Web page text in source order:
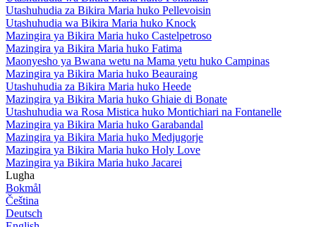
Utashuhudia za Bikira Maria huko Pellevoisin
Utashuhudia wa Bikira Maria huko Knock
Mazingira ya Bikira Maria huko Castelpetroso
Mazingira ya Bikira Maria huko Fatima
Maonyesho ya Bwana wetu na Mama yetu huko Campinas
Mazingira ya Bikira Maria huko Beauraing
Utashuhudia za Bikira Maria huko Heede
Mazingira ya Bikira Maria huko Ghiaie di Bonate
Utashuhudia wa Rosa Mistica huko Montichiari na Fontanelle
Mazingira ya Bikira Maria huko Garabandal
Mazingira ya Bikira Maria huko Medjugorje
Mazingira ya Bikira Maria huko Holy Love
Mazingira ya Bikira Maria huko Jacarei
Lugha
Bokmål
Čeština
Deutsch